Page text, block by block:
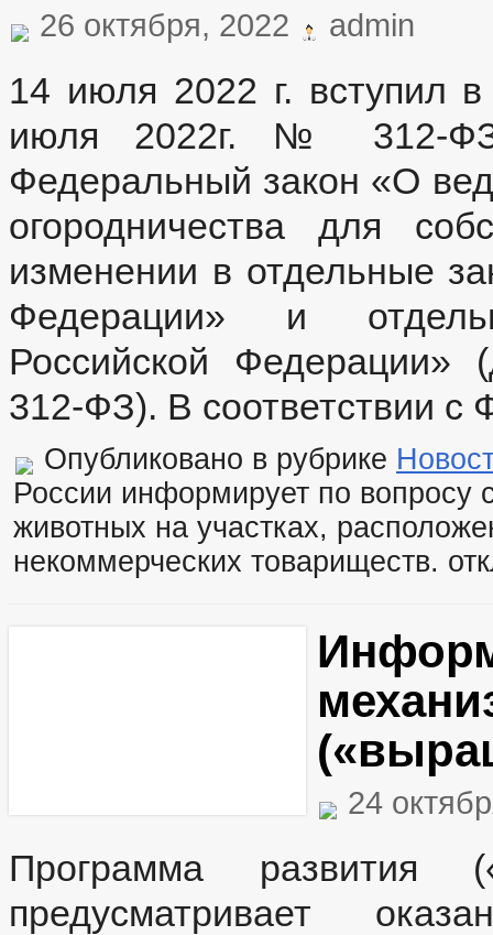
26 октября, 2022 admin
14 июля 2022 г. вступил
июля 2022г. № 312-
Федеральный закон «О
огородничества для
изменении в отдельные
Федерации» и
Российской
312-ФЗ). В соответствии
Опубликовано в рубрике
России информирует по вопросу
животных на участках,
некоммерческих товариществ.
24
Программа развития
предусматривает